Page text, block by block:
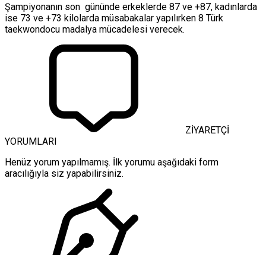
Şampiyonanın son gününde erkeklerde 87 ve +87, kadınlarda
ise 73 ve +73 kilolarda müsabakalar yapılırken 8 Türk
taekwondocu madalya mücadelesi verecek.
ZİYARETÇİ
YORUMLARI
Henüz yorum yapılmamış. İlk yorumu aşağıdaki form
aracılığıyla siz yapabilirsiniz.